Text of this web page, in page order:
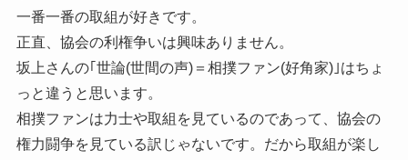
一番一番の取組が好きです。
正直、協会の利権争いは興味ありません。
坂上さんの｢世論(世間の声)＝相撲ファン(好角家)｣はちょ
っと違うと思います。
相撲ファンは力士や取組を見ているのであって、協会の
権力闘争を見ている訳じゃないです。だから取組が楽し